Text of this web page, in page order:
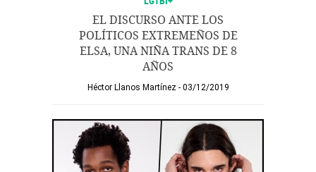
EL DISCURSO ANTE LOS
POLÍTICOS EXTREMEÑOS DE
ELSA, UNA NIÑA TRANS DE 8
AÑOS
Héctor Llanos Martínez 03/12/2019